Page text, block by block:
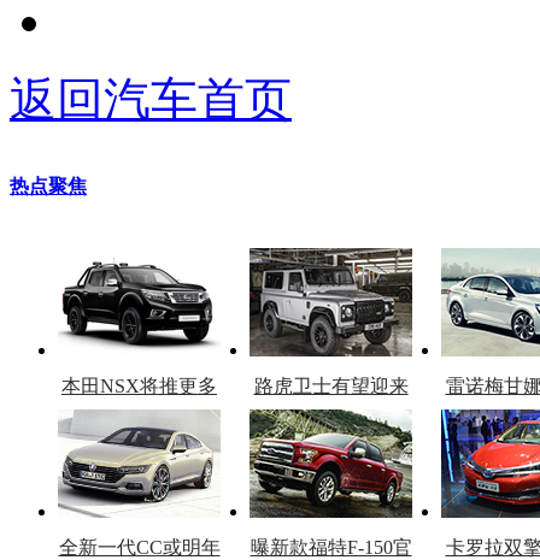
返回汽车首页
热点聚焦
本田NSX将推更多
车型
路虎卫士有望迎来
复产
雷诺梅甘
官
全新一代CC或明年
曝新款福特F-150官
卡罗拉双